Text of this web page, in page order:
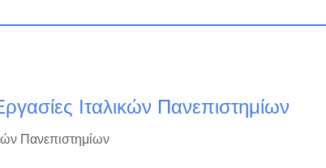
Ιταλικών Πανεπιστημίων
Πανεπιστημίων